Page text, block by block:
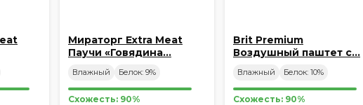
Мираторг Extra Meat
Паучи «Говядина…
Влажный Белок: 9%
Схожесть: 90%
Brit Premium
Воздушный паштет с…
Влажный Белок: 10%
Схожесть: 90%